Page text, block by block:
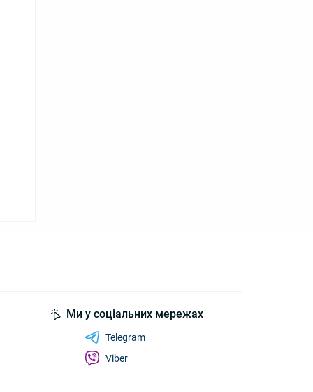
Ми у соціальних мережах
Telegram
Viber